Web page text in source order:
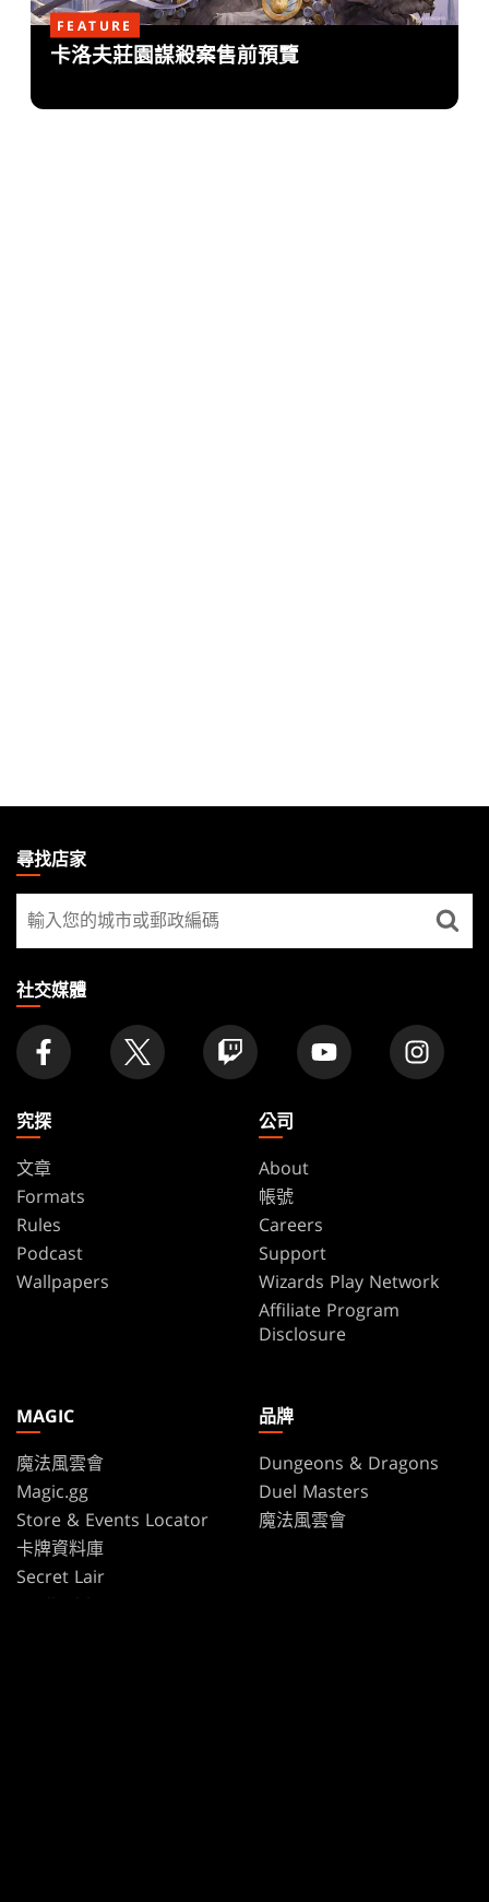
FEATURE
卡洛夫莊園謀殺案售前預覽
THE
GATHERING
FOOTER
尋找店家
尋
找
家
社交媒體
究探
文章
Formats
Rules
Podcast
Wallpapers
公司
About
帳號
Careers
Support
Wizards Play Network
Affiliate Program
Disclosure
MAGIC
魔法風雲會
Magic.gg
Store & Events Locator
卡牌資料庫
Secret Lair
品牌
Dungeons & Dragons
Duel Masters
魔法風雲會